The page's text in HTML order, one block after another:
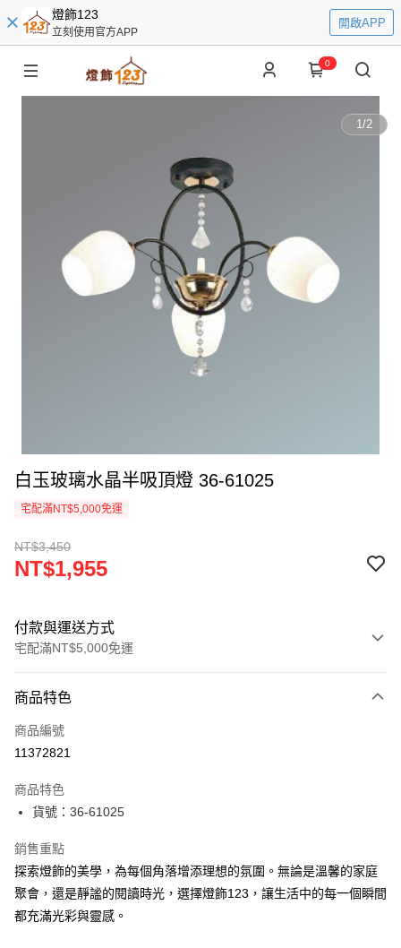
燈飾123
立刻使用官方APP
開啟APP
0
1/2
白玉玻璃水晶半吸頂燈 36-61025
宅配滿NT$5,000免運
NT$3,450
NT$1,955
付款與運送方式
宅配滿NT$5,000免運
信用卡一次付款
LINE Pay
街口支付
悠遊付
Google Pay
全盈+PAY
商品特色
商品編號
11372821
商品特色
貨號：36-61025
銷售重點
探索燈飾的美學，為每個角落增添理想的氛圍。無論是溫馨的家庭
聚會，還是靜謐的閱讀時光，選擇燈飾123，讓生活中的每一個瞬間
都充滿光彩與靈感。